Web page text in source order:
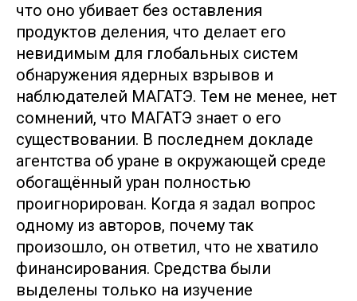
что оно убивает без оставления
продуктов деления, что делает его
невидимым для глобальных систем
обнаружения ядерных взрывов и
наблюдателей МАГАТЭ. Тем не менее, нет
сомнений, что МАГАТЭ знает о его
существовании. В последнем докладе
агентства об уране в окружающей среде
обогащённый уран полностью
проигнорирован. Когда я задал вопрос
одному из авторов, почему так
произошло, он ответил, что не хватило
финансирования. Средства были
выделены только на изучение